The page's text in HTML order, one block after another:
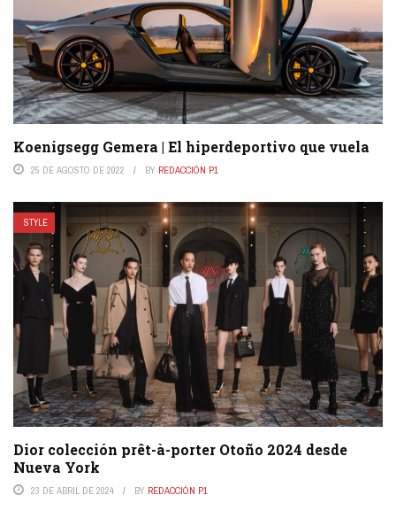
Koenigsegg Gemera | El hiperdeportivo que vuela
25 DE AGOSTO DE 2022 BY REDACCIÓN P1
STYLE
Dior colección prêt-à-porter Otoño 2024 desde
Nueva York
23 DE ABRIL DE 2024 BY REDACCIÓN P1